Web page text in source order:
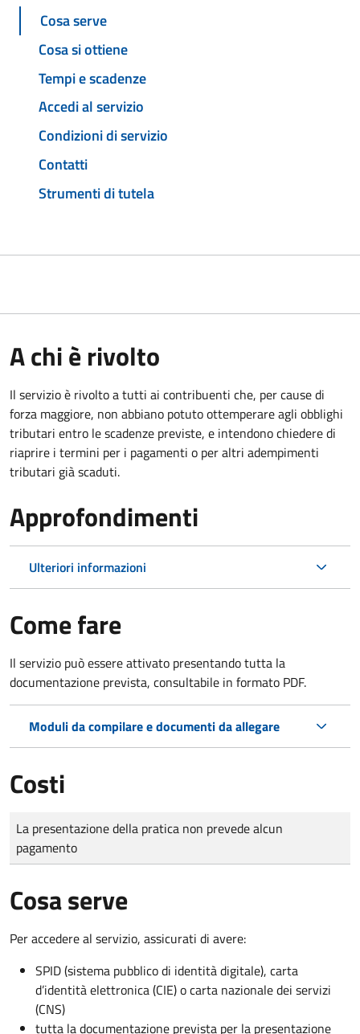
Cosa serve
Cosa si ottiene
Tempi e scadenze
Accedi al servizio
Condizioni di servizio
Contatti
Strumenti di tutela
A chi è rivolto
Il servizio è rivolto a tutti ai contribuenti che, per cause di
forza maggiore, non abbiano potuto ottemperare agli obblighi
tributari entro le scadenze previste, e intendono chiedere di
riaprire i termini per i pagamenti o per altri adempimenti
tributari già scaduti.
Approfondimenti
Ulteriori informazioni
Come fare
Il servizio può essere attivato presentando tutta la
documentazione prevista, consultabile in formato PDF.
Moduli da compilare e documenti da allegare
Costi
Tipo di pagamento
Importo
La presentazione della pratica non prevede alcun
pagamento
Cosa serve
Per accedere al servizio, assicurati di avere:
SPID (sistema pubblico di identità digitale), carta
d’identità elettronica (CIE) o carta nazionale dei servizi
(CNS)
tutta la documentazione prevista per la presentazione